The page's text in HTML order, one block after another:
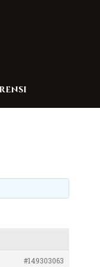
#149303063